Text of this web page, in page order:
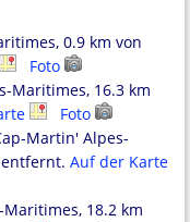
0.9 km von
Foto
Maritimes, 16.3 km
Foto
Martin' Alpes-
Auf der Karte
18.2 km